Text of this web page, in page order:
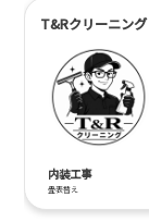
T&Rクリーニング
内装工事
畳表替え